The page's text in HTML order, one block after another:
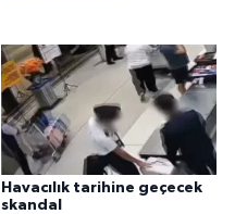
Havacılık tarihine geçecek
skandal